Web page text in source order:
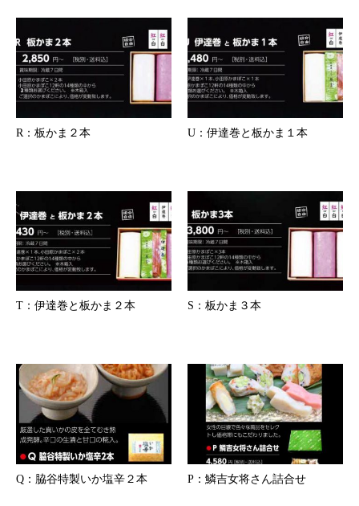
R：板かま２本 U：伊達巻と板かま１本
T：伊達巻と板かま２本 S：板かま３本
Q：脇谷特製いか塩辛２本 P：鱗吉女将さん詰合せ